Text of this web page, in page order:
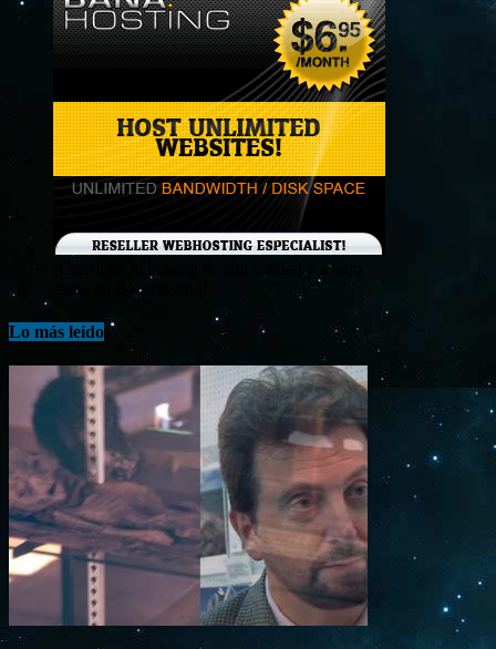
¡Consigue tu hosting de alta calidad y a bajo
costo en Banahosting!
Lo más leído